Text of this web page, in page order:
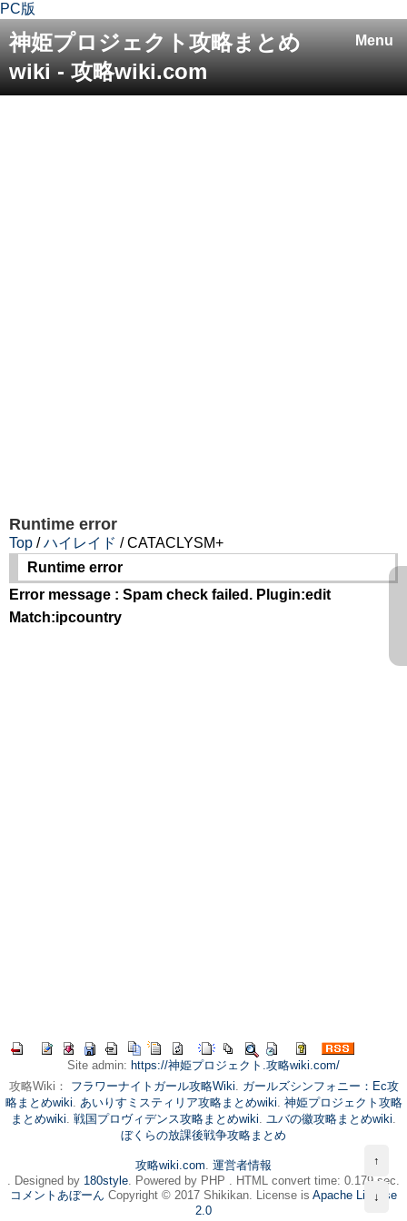
PC版
Menu
神姫プロジェクト攻略まとめ
wiki - 攻略wiki.com
Runtime error
Top /ハイレイド / CATACLYSM+
Runtime error
Error message : Spam check failed. Plugin:edit
Match:ipcountry
Site admin: https://神姫プロジェクト.攻略wiki.com/
攻略Wiki： フラワーナイトガール攻略Wiki. ガールズシンフォニー：Ec攻
略まとめwiki. あいりすミスティリア攻略まとめwiki. 神姫プロジェクト攻略
まとめwiki. 戦国プロヴィデンス攻略まとめwiki. ユバの徽攻略まとめwiki.
ぼくらの放課後戦争攻略まとめ
攻略wiki.com. 運営者情報
. Designed by 180style. Powered by PHP . HTML convert time: 0.179 sec.
コメントあぼーん Copyright © 2017 Shikikan. License is Apache License
2.0
↑
↓